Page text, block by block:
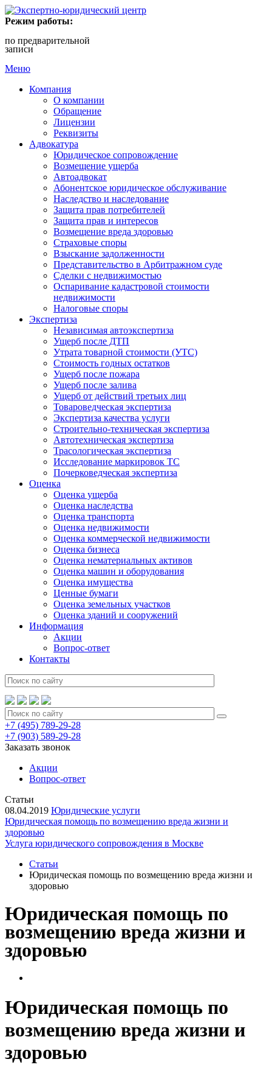
Режим работы:
по предварительной
записи
Меню
Компания
О компании
Обращение
Лицензии
Реквизиты
Адвокатура
Юридическое сопровождение
Возмещение ущерба
Автоадвокат
Абонентское юридическое обслуживание
Наследство и наследование
Защита прав потребителей
Защита прав и интересов
Возмещение вреда здоровью
Страховые споры
Взыскание задолженности
Представительство в Арбитражном суде
Сделки с недвижимостью
Оспаривание кадастровой стоимости
недвижимости
Налоговые споры
Экспертиза
Независимая автоэкспертиза
Ущерб после ДТП
Утрата товарной стоимости (УТС)
Стоимость годных остатков
Ущерб после пожара
Ущерб после залива
Ущерб от действий третьих лиц
Товароведческая экспертиза
Экспертиза качества услуги
Строительно-техническая экспертиза
Автотехническая экспертиза
Трасологическая экспертиза
Исследование маркировок ТС
Почерковедческая экспертиза
Оценка
Оценка ущерба
Оценка наследства
Оценка транспорта
Оценка недвижимости
Оценка коммерческой недвижимости
Оценка бизнеса
Оценка нематериальных активов
Оценка машин и оборудования
Оценка имущества
Ценные бумаги
Оценка земельных участков
Оценка зданий и сооружений
Информация
Акции
Вопрос-ответ
Контакты
+7 (495) 789-29-28
+7 (903) 589-29-28
Заказать звонок
Акции
Вопрос-ответ
Статьи
08.04.2019 Юридические услуги
Юридическая помощь по возмещению вреда жизни и
здоровью
Услуга юридического сопровождения в Москве
Статьи
Юридическая помощь по возмещению вреда жизни и
здоровью
Юридическая помощь по
возмещению вреда жизни и
здоровью
Юридическая помощь по
возмещению вреда жизни и
здоровью